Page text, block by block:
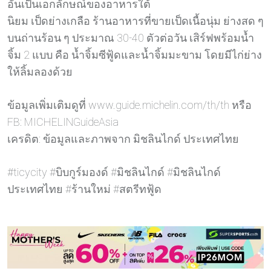
อันเป็นเอกลักษณ์ของอาหารใต้
นิยม เป็ดย่างเกลือ ร้านอาหารที่ขายเป็ดเนื้อนุ่ม ย่างสด ๆ
บนถ่านร้อน ๆ ประมาณ 30-40 ตัวต่อวัน เสิร์ฟพร้อมน้ำ
จิ้ม 2 แบบ คือ น้ำจิ้มซีฟู้ดและน้ำจิ้มมะขาม โดยมีไก่ย่าง
ให้ลิ้มลองด้วย
ข้อมูลเพิ่มเติมดูที่ www.guide.michelin.com/th/th หรือ
FB: MICHELINGuideAsia
เครดิต: ข้อมูลและภาพจาก มิชลินไกด์ ประเทศไทย
#ticycity #บิบกูร์มองด์ #มิชลินไกด์ #มิชลินไกด์
ประเทศไทย #ร้านใหม่ #สตรีทฟู้ด